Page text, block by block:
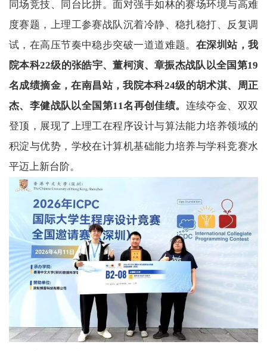
同场竞技、同台比拼。面对强手如林的赛场环境与高难
度赛题，上理工参赛战队沉着冷静、稳扎稳打、反复调
试，在高压节奏中稳步突破一道道难题。 在深圳站，我
院本科22级的张皓宇、董柯演、章振杰战队以全国第19
名成绩摘金，在南昌站，我院本科24级的胡术淇、周正
杰、李健战队以全国第11名再创佳绩。 连续夺金、双双
登顶，展现了上理工在程序设计与算法能力培养领域的
积淀与优势，学校在计算机基础能力培养与学科竞赛水
平迈上新台阶。